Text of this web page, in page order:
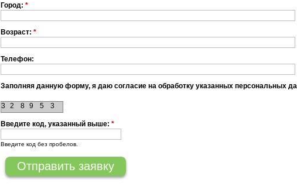
Город: *
Возраст: *
Телефон:
Заполняя данную форму, я даю согласие на обработку указанных персональных
3 8
2 9 3
5
Введите код, указанный выше: *
Введите код без пробелов.